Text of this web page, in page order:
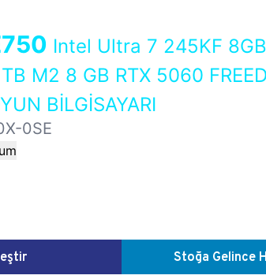
Intel Ultra 7 245KF
M2 8 GB RTX 5060
BİLGİSAYARI
0SE
Stoğa Gelince